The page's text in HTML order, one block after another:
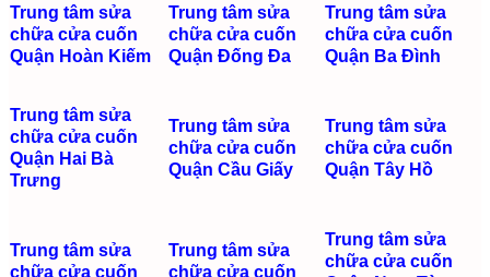
Trung tâm sửa
chữa cửa cuốn
Quận Hoàn Kiếm
Trung tâm sửa
chữa cửa cuốn
Quận Đống Đa
Trung tâm sửa
chữa cửa cuốn
Quận Ba Đình
Trung tâm sửa
chữa cửa cuốn
Quận Hai Bà
Trưng
Trung tâm sửa
chữa cửa cuốn
Quận Cầu Giấy
Trung tâm sửa
chữa cửa cuốn
Quận Tây Hồ
Trung tâm sửa
chữa cửa cuốn
Trung tâm sửa
chữa cửa cuốn
Trung tâm sửa
chữa cửa cuốn